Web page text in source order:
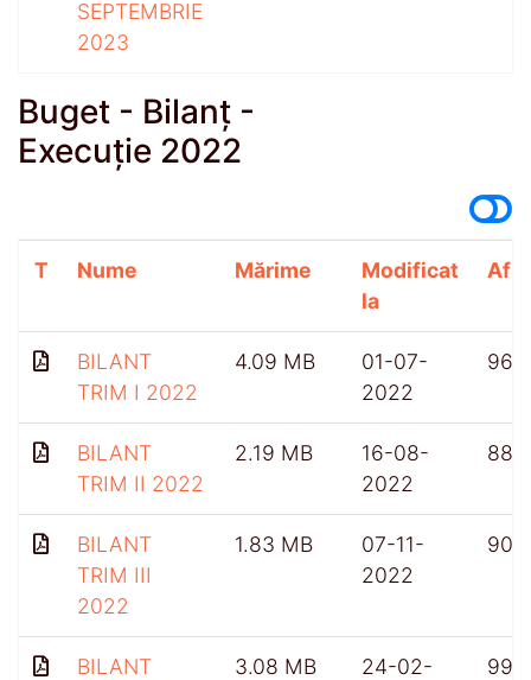
SEPTEMBRIE
2023
Buget - Bilanț -
Execuție 2022
T Nume Mărime
Modificat
la
BILANT
TRIM I 2022
4.09 MB
01-07-
2022
968
BILANT
TRIM II 2022
2.19 MB
16-08-
2022
886
BILANT
TRIM III
2022
1.83 MB
07-11-
2022
905
BILANT
3.08 MB
24-02-
991